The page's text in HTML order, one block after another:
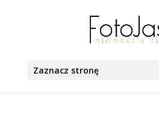
Zaznacz stronę